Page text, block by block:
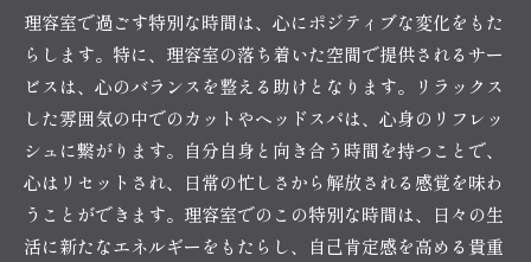
理容室で過ごす特別な時間は、心にポジティブな変化をもた
らします。特に、理容室の落ち着いた空間で提供されるサー
ビスは、心のバランスを整える助けとなります。リラックス
した雰囲気の中でのカットやヘッドスパは、心身のリフレッ
シュに繋がります。自分自身と向き合う時間を持つことで、
心はリセットされ、日常の忙しさから解放される感覚を味わ
うことができます。理容室でのこの特別な時間は、日々の生
活に新たなエネルギーをもたらし、自己肯定感を高める貴重